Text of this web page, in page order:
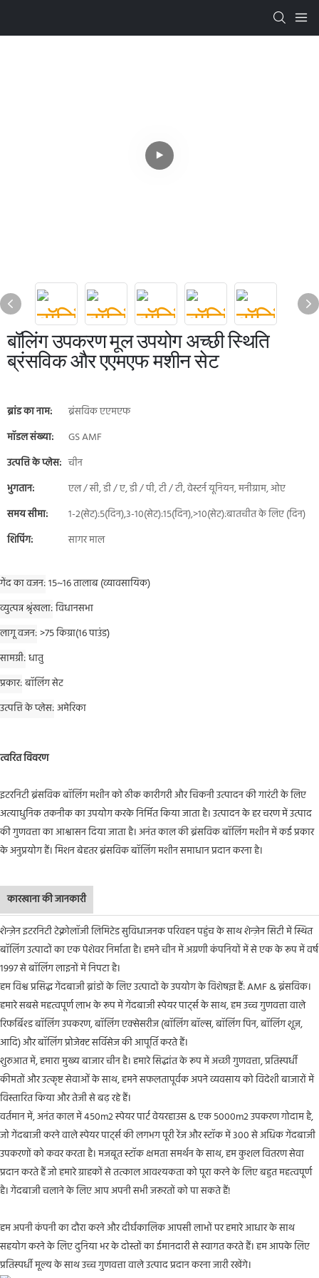
बॉलिंग उपकरण मूल उपयोग अच्छी स्थिति
ब्रंसविक और एएमएफ मशीन सेट
ब्रांड का नाम:
ब्रंसविक एएमएफ
मॉडल संख्या:
GS AMF
उत्पत्ति के प्लेस: चीन
भुगतान:
एल / सी, डी / ए, डी / पी, टी / टी, वेस्टर्न यूनियन, मनीग्राम, ओए
समय सीमा:
1-2(सेट):5(दिन),3-10(सेट):15(दिन),>10(सेट):बातचीत के लिए (दिन)
शिपिंग:
सागर माल
गेंद का वजन 15~16 तालाब (व्यावसायिक)
व्युत्पन्न श्रृंखला विधानसभा
लागू वजन >75 किग्रा(16 पाउंड)
सामग्री धातु
प्रकार बॉलिंग सेट
उत्पत्ति के प्लेस अमेरिका
त्वरित विवरण
इटरनिटी ब्रंसविक बॉलिंग मशीन को ठीक कारीगरी और चिकनी उत्पादन की गारंटी के लिए
अत्याधुनिक तकनीक का उपयोग करके निर्मित किया जाता है। उत्पादन के हर चरण में उत्पाद
की गुणवत्ता का आश्वासन दिया जाता है। अनंत काल की ब्रंसविक बॉलिंग मशीन में कई प्रकार
के अनुप्रयोग हैं। मिशन बेहतर ब्रंसविक बॉलिंग मशीन समाधान प्रदान करना है।
कारखाना की जानकारी
शेन्ज़ेन इटरनिटी टेक्नोलॉजी लिमिटेड सुविधाजनक परिवहन पहुंच के साथ शेन्ज़ेन सिटी में स्थित
बॉलिंग उत्पादों का एक पेशेवर निर्माता है। हमने चीन में अग्रणी कंपनियों में से एक के रूप में वर्ष
1997 से बॉलिंग लाइनों में निपटा है।
हम विश्व प्रसिद्ध गेंदबाजी ब्रांडों के लिए उत्पादों के उपयोग के विशेषज्ञ हैं: AMF & ब्रंसविक।
हमारे सबसे महत्वपूर्ण लाभ के रूप में गेंदबाजी स्पेयर पार्ट्स के साथ, हम उच्च गुणवत्ता वाले
रिफर्बिश्ड बॉलिंग उपकरण, बॉलिंग एक्सेसरीज (बॉलिंग बॉल्स, बॉलिंग पिन, बॉलिंग शूज़,
आदि) और बॉलिंग प्रोजेक्ट सर्विसेज की आपूर्ति करते हैं।
शुरुआत में, हमारा मुख्य बाजार चीन है। हमारे सिद्धांत के रूप में अच्छी गुणवत्ता, प्रतिस्पर्धी
कीमतों और उत्कृष्ट सेवाओं के साथ, हमने सफलतापूर्वक अपने व्यवसाय को विदेशी बाजारों में
विस्तारित किया और तेजी से बढ़ रहे हैं।
वर्तमान में, अनंत काल में 450m2 स्पेयर पार्ट वेयरहाउस & एक 5000m2 उपकरण गोदाम है,
जो गेंदबाजी करने वाले स्पेयर पार्ट्स की लगभग पूरी रेंज और स्टॉक में 300 से अधिक गेंदबाजी
उपकरणों को कवर करता है। मजबूत स्टॉक क्षमता समर्थन के साथ, हम कुशल वितरण सेवा
प्रदान करते हैं जो हमारे ग्राहकों से तत्काल आवश्यकता को पूरा करने के लिए बहुत महत्वपूर्ण
है। गेंदबाजी चलाने के लिए आप अपनी सभी जरूरतों को पा सकते हैं!
हम अपनी कंपनी का दौरा करने और दीर्घकालिक आपसी लाभों पर हमारे आधार के साथ
सहयोग करने के लिए दुनिया भर के दोस्तों का ईमानदारी से स्वागत करते हैं। हम आपके लिए
प्रतिस्पर्धी मूल्य के साथ उच्च गुणवत्ता वाले उत्पाद प्रदान करना जारी रखेंगे।